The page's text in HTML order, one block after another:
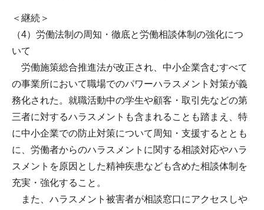
＜継続＞
（4）労働法制の周知・徹底と労働相談体制の強化につ
いて
労働施策総合推進法が改正され、中小企業含むすべて
の事業所において職場でのパワーハラスメント対策が義
務化された。就職活動中の学生や顧客・取引先などの第
三者に対するハラスメントも含まれることも踏まえ、特
に中小企業での防止対策について周知・支援するととも
に、労働者からのハラスメントに関する相談対応やハラ
スメントを原因とした精神疾患なども含めた相談体制を
充実・強化すること。
また、ハラスメント被害者が相談窓口にアクセスしや